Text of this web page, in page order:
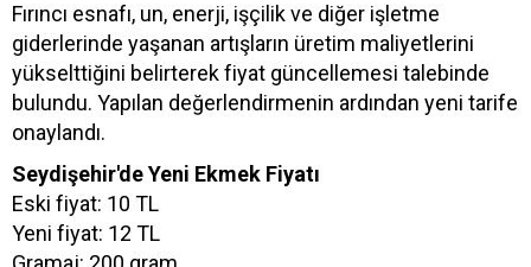
Fırıncı esnafı, un, enerji, işçilik ve diğer işletme
giderlerinde yaşanan artışların üretim maliyetlerini
yükselttiğini belirterek fiyat güncellemesi talebinde
bulundu. Yapılan değerlendirmenin ardından yeni tarife
onaylandı.
Seydişehir'de Yeni Ekmek Fiyatı
Eski fiyat: 10 TL
Yeni fiyat: 12 TL